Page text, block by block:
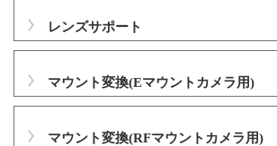
レンズサポート
マウント変換(Eマウントカメラ用)
マウント変換(RFマウントカメラ用)